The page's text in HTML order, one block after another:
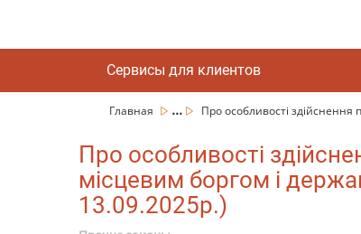
Сервисы для клиентов
Главная ... Про особливості
Про особливості
місцевим боргом і
13.09.2025р.)